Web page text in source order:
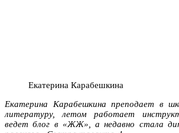
Екатерина Карабешкина
Екатерина Карабешкина преподает в
литературу, летом работает
ведет блог в «ЖЖ», а недавно стала